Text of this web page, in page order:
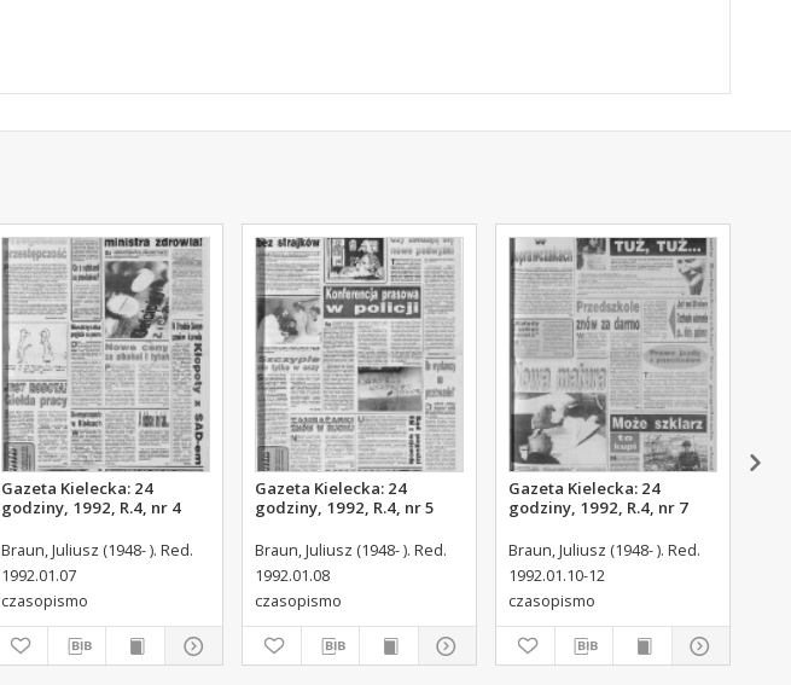
Gazeta Kielecka: 24
godziny, 1992, R.4, nr 4
Braun, Juliusz (1948- ). Red.
1992.01.07
czasopismo
Gazeta Kielecka: 24
godziny, 1992, R.4, nr 5
Braun, Juliusz (1948- ). Red.
1992.01.08
czasopismo
Gazeta Kielecka: 24
godziny, 1992, R.4, nr 7
Braun, Juliusz (1948- ). Red.
1992.01.10-12
czasopismo